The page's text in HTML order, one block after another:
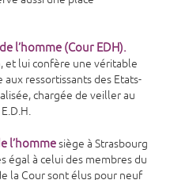
l’homme (Cour EDH).
et lui confère une véritable
ressortissants des Etats-
chargée de veiller au
l’hommesiège à Strasbourg
égal à celui des membres du
la Cour sont élus pour neuf